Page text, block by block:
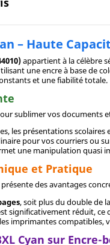
– Haute
appartient à la célèbre
une encre à base de
et une fiabilité totale.
sublimer vos documents
les présentations
pour vos courriers ou
une manipulation quasi
et Pratique
des avantages
, soit plus du double de
significativement réduit,
imprimantes compatibles,
Cyan sur Encre-